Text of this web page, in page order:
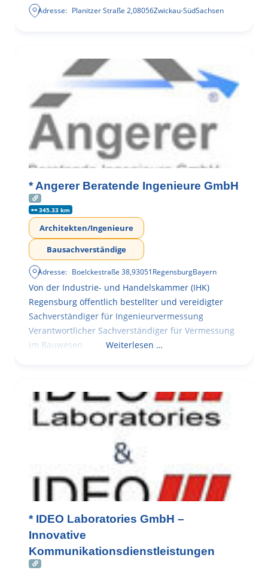
Adresse: Planitzer Straße 2,08056Zwickau-SüdSachsen
* Angerer Beratende Ingenieure GmbH
345.33 km
Architekten/Ingenieure
Bausachverständige
Adresse: Boelckestraße 38,93051RegensburgBayern
Von der Industrie- und Handelskammer (IHK)
Regensburg öffentlich bestellter und vereidigter
Sachverständiger für Ingenieurvermessung
Verantwortlicher Sachverständiger für Vermessung
im Bauwesen
Weiterlesen …
* IDEO Laboratories GmbH –
Innovative
Kommunikationsdienstleistungen